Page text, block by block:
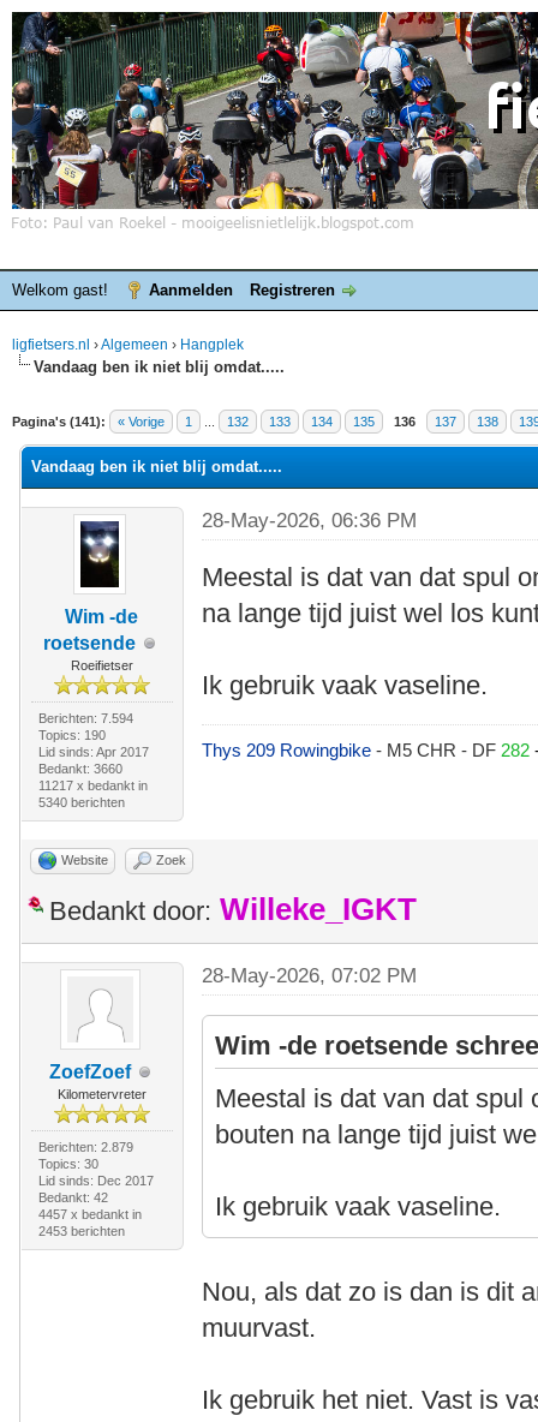
Welkom gast! Aanmelden Registreren
ligfietsers.nl ›Algemeen › Hangplek
Vandaag ben ik niet blij omdat.....
Pagina's (141): « Vorige 1 132 133 134 135 136 137 138
waardering is 4.4
Vandaag ben ik niet blij omdat.....
Wim -de
roetsende
Roeifietser
Berichten: 7.594
Topics: 190
Lid sinds: Apr 2017
Bedankt: 3660
11217 x bedankt in
5340 berichten
28-May-2026, 06:36 PM
Meestal is dat van dat spul
na lange tijd juist wel los
Ik gebruik vaak vaseline.
Thys 209 Rowingbike- M5 CHR - DF 282
Website Zoek
Bedankt door: Willeke_IGKT
ZoefZoef
Kilometervreter
Berichten: 2.879
Topics: 30
Lid sinds: Dec 2017
Bedankt: 42
4457 x bedankt in
2453 berichten
28-May-2026, 07:02 PM
Wim -de roetsende
Meestal is dat van dat spul
bouten na lange tijd juist
Ik gebruik vaak vaseline.
Nou, als dat zo is dan is dit
muurvast.
Ik gebruik het niet. Vast is